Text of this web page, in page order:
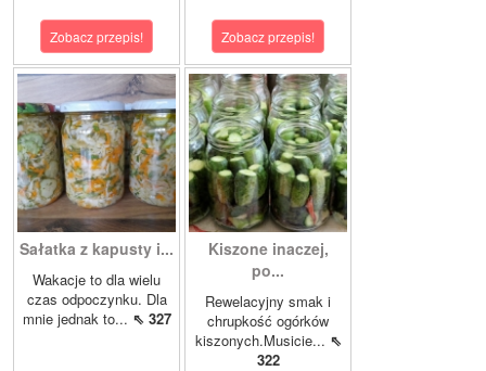
Zobacz przepis! Zobacz przepis!
Sałatka z kapusty i...
Wakacje to dla wielu
czas odpoczynku. Dla
mnie jednak to... ⇖ 327
Kiszone inaczej,
po...
Rewelacyjny smak i
chrupkość ogórków
kiszonych.Musicie... ⇖
322